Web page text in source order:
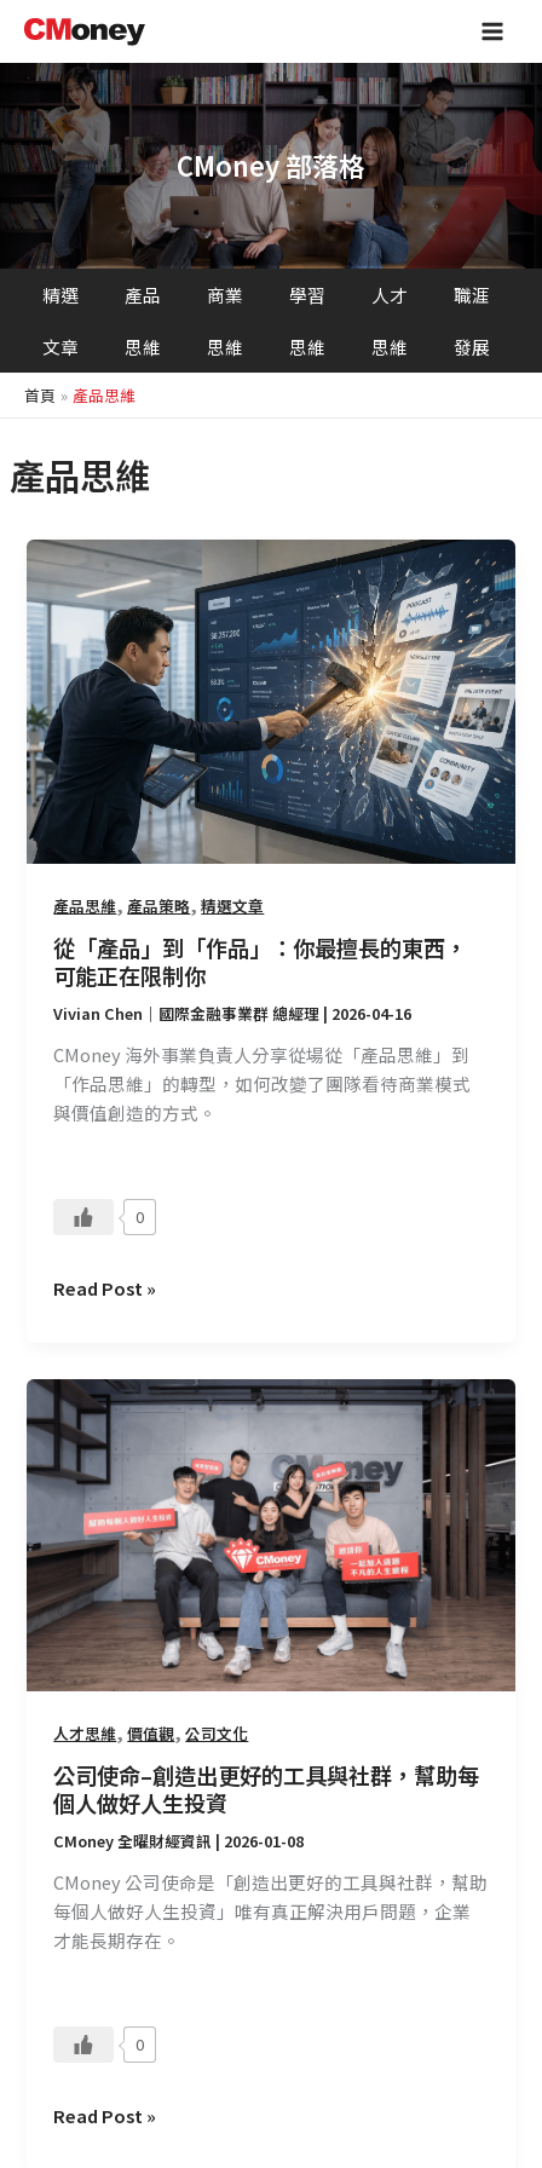
主
容
Main
CMoney 部落格
精選
文章
產品
思維
商業
思維
學習
思維
人才
思維
職涯
發展
首頁 產品思維
產品思維
產品思維, 產品策略,精選文章
從「產品」到「作品」：你最擅長的東西，
可能正在限制你
Vivian Chen｜國際金融事業群 總經理 | 2026-04-16
CMoney 海外事業負責人分享從場從「產品思維」到
「作品思維」的轉型，如何改變了團隊看待商業模式
與價值創造的方式。
0
從
「產
品」
到
「作
品」：
你
最
擅
東
西，
能
正
在
限
制
你
Read Post »
人才思維,價值觀,公司文化
公司使命–創造出更好的工具與社群，幫助每
個人做好人生投資
CMoney 全曜財經資訊 | 2026-01-08
CMoney 公司使命是「創造出更好的工具與社群，幫助
每個人做好人生投資」唯有真正解決用戶問題，企業
才能長期存在。
0
公
司
使
命
創
造
出
更
好
的
具
與
社
幫
助
每
個
投
Read Post »